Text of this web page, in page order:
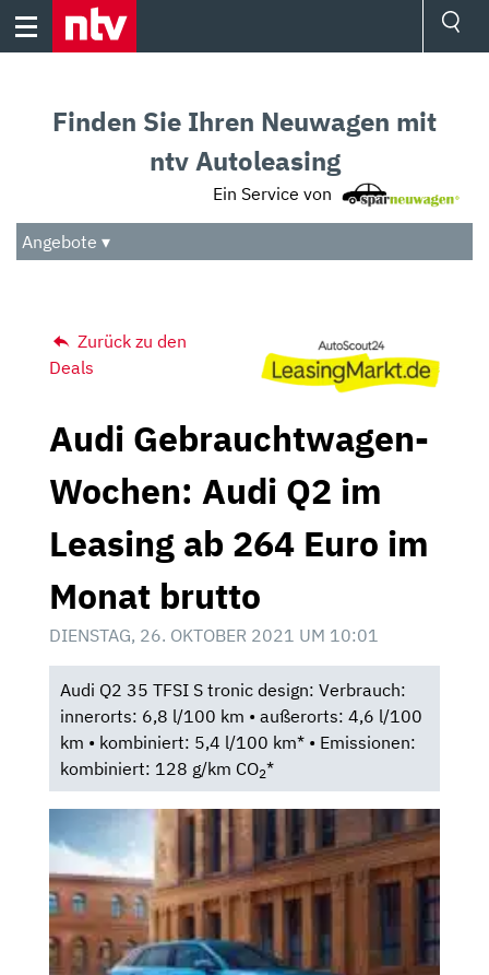
Skip
Audio
Das Beste
Finden Sie Ihren Neuwagen mit
ntv Autoleasing
Ein Service von
Angebote ▾
Zurück zu den
Deals
Audi Gebrauchtwagen-
Wochen: Audi Q2 im
Leasing ab 264 Euro im
Monat brutto
DIENSTAG, 26. OKTOBER 2021 UM 10:01
Audi Q2 35 TFSI S tronic design: Verbrauch:
innerorts: 6,8 l/100 km • außerorts: 4,6 l/100
km • kombiniert: 5,4 l/100 km* • Emissionen:
kombiniert: 128 g/km CO2*